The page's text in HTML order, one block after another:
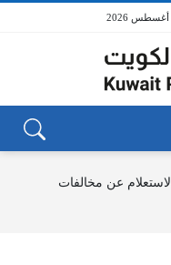
الاستعلام عن مخالفات